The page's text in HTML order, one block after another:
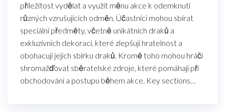
příležitost vydělat a využít měnu akce k odemknutí
různých vzrušujících odměn. Účastníci mohou sbírat
speciální předměty, včetně unikátních draků a
exkluzivních dekorací, které zlepšují hratelnost a
obohacují jejich sbírku draků. Kromě toho mohou hráči
shromažďovat sběratelské zdroje, které pomáhají při
obchodování a postupu během akce. Key sections…